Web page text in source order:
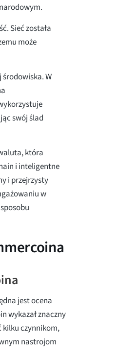
Sieć została
może
W
swój ślad
która
i inteligentne
i przejrzysty
w
jest ocena
wykazał znaczny
kilku czynnikom,
nastrojom